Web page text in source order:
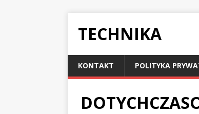
TECHNIKA
KONTAKT POLITYKA